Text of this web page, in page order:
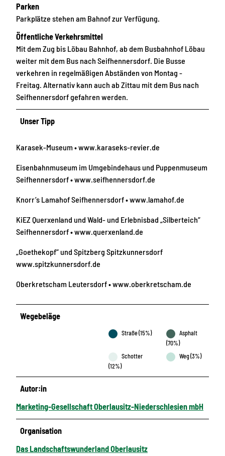
Parken
Parkplätze stehen am Bahnof zur Verfügung.
Öffentliche Verkehrsmittel
Mit dem Zug bis Löbau Bahnhof, ab dem Busbahnhof Löbau
weiter mit dem Bus nach Seifhennersdorf. Die Busse
verkehren in regelmäßigen Abständen von Montag -
Freitag. Alternativ kann auch ab Zittau mit dem Bus nach
Seifhennersdorf gefahren werden.
Unser Tipp
Karasek-Museum • www.karaseks-revier.de
Eisenbahnmuseum im Umgebindehaus und Puppenmuseum
Seifhennersdorf • www.seifhennersdorf.de
Knorr’s Lamahof Seifhennersdorf • www.lamahof.de
KiEZ Querxenland und Wald- und Erlebnisbad „Silberteich“
Seifhennersdorf • www.querxenland.de
„Goethekopf“ und Spitzberg Spitzkunnersdorf
www.spitzkunnersdorf.de
Oberkretscham Leutersdorf • www.oberkretscham.de
Wegebeläge
Straße (15%)
Asphalt
(70%)
Schotter
(12%)
Weg (3%)
Autor:in
Marketing-Gesellschaft Oberlausitz-Niederschlesien mbH
Organisation
Das Landschaftswunderland Oberlausitz